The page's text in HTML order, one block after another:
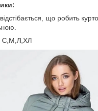
що робить
С,М,Л,ХЛ